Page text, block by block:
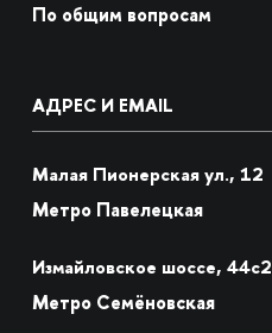
По общим вопросам
АДРЕС И EMAIL
Малая Пионерская ул., 12
Метро Павелецкая
Измайловское шоссе, 44с2
Метро Семёновская